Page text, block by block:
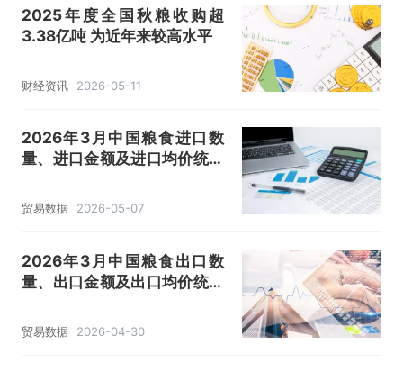
2025年度全国秋粮收购超
3.38亿吨 为近年来较高水平
财经资讯 2026-05-11
2026年3月中国粮食进口数
量、进口金额及进口均价统计
贸易数据 2026-05-07
2026年3月中国粮食出口数
量、出口金额及出口均价统计
贸易数据 2026-04-30